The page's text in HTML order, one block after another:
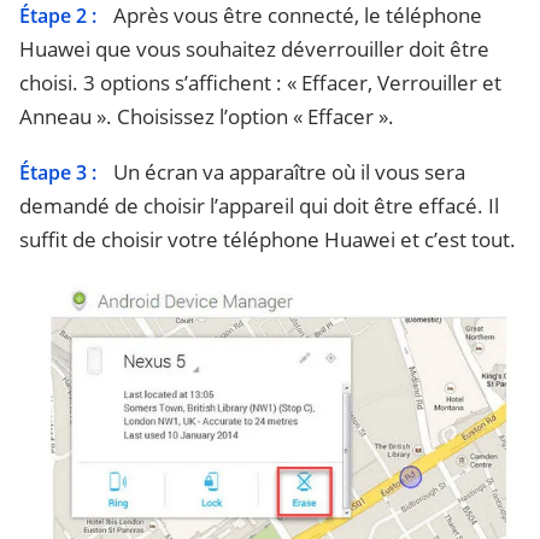
Étape 2 :
Après vous être connecté, le téléphone
Huawei que vous souhaitez déverrouiller doit être
choisi. 3 options s’affichent : « Effacer, Verrouiller et
Anneau ». Choisissez l’option « Effacer ».
Étape 3 :
Un écran va apparaître où il vous sera
demandé de choisir l’appareil qui doit être effacé. Il
suffit de choisir votre téléphone Huawei et c’est tout.